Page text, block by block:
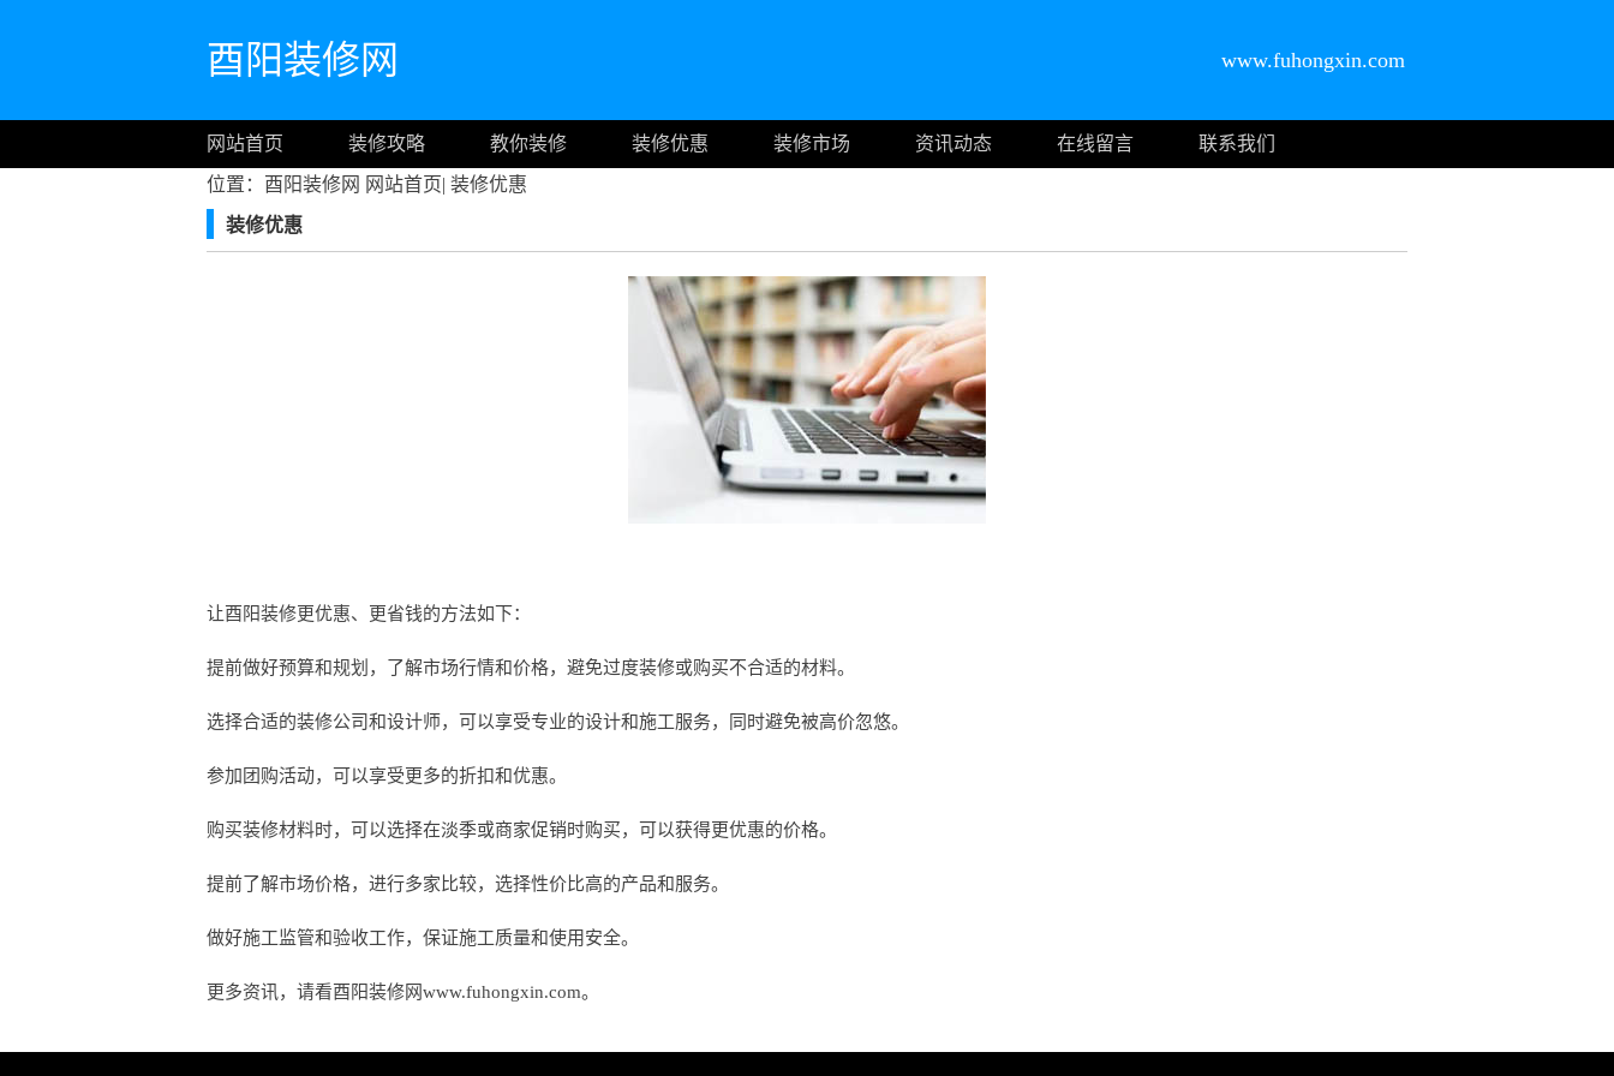
酉阳装修网 www.fuhongxin.com
网站首页 装修攻略 教你装修 装修优惠 装修市场 资讯动态 在线留言
联系我们
位置：酉阳装修网 网站首页| 装修优惠
装修优惠
让酉阳装修更优惠、更省钱的方法如下：
提前做好预算和规划，了解市场行情和价格，避免过度装修或购买不合适的材料。
选择合适的装修公司和设计师，可以享受专业的设计和施工服务，同时避免被高价忽悠。
参加团购活动，可以享受更多的折扣和优惠。
购买装修材料时，可以选择在淡季或商家促销时购买，可以获得更优惠的价格。
提前了解市场价格，进行多家比较，选择性价比高的产品和服务。
做好施工监管和验收工作，保证施工质量和使用安全。
更多资讯，请看酉阳装修网www.fuhongxin.com。